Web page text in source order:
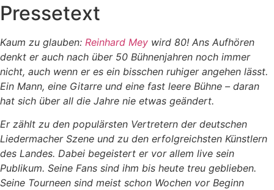
Pressetext
Kaum zu glauben: Reinhard Mey wird 80! Ans Aufhören
denkt er auch nach über 50 Bühnenjahren noch immer
nicht, auch wenn er es ein bisschen ruhiger angehen lässt.
Ein Mann, eine Gitarre und eine fast leere Bühne – daran
hat sich über all die Jahre nie etwas geändert.
Er zählt zu den populärsten Vertretern der deutschen
Liedermacher Szene und zu den erfolgreichsten Künstlern
des Landes. Dabei begeistert er vor allem live sein
Publikum. Seine Fans sind ihm bis heute treu geblieben.
Seine Tourneen sind meist schon Wochen vor Beginn